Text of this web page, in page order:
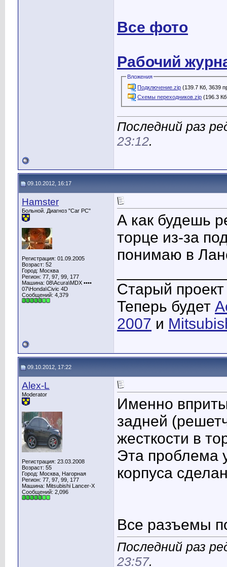
Все фото
Рабочий
Вложения
Подключение.zip (139.7 Кб, 3639
Схемы переходников.zip (196.3
Последний раз
23:12.
09.10.2012, 16:17
Hamster
Больной. Диагноз "Car PC"
Регистрация: 01.09.2005
Возраст: 52
Город: Москва
Регион: 77, 97, 99, 177
Машина: 08\Acura\MDX ••••
07\Honda\Civic 4D
Сообщений: 4,379
А как будешь
торце из-за
понимаю в
Старый
Теперь будет
2007 и
09.10.2012, 17:22
Alex-L
Moderator
Регистрация: 23.03.2008
Возраст: 55
Город: Москва, Нагорная
Регион: 77, 97, 99, 177
Машина: Mitsubishi Lancer-X
Сообщений: 2,096
Именно
задней
жесткости в
Эта проблема
корпуса
Все разъемы
Последний раз
23:57.